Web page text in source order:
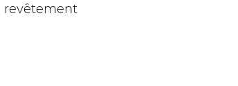
revêtement